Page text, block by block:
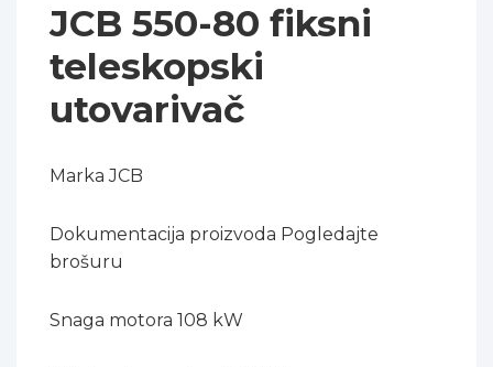
JCB 550-80 fiksni
teleskopski
utovarivač
Marka JCB
Dokumentacija proizvoda Pogledajte
brošuru
Snaga motora 108 kW